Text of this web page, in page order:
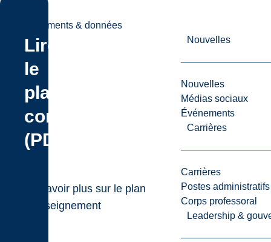
Renseignements & données
Nouvelles
Nouvelles
Médias sociaux
Événements
Carrières
Carrières
Postes
Corps professoral
Leadership &
Lire
le
plan
complet
(PDF)
En savoir plus sur le plan
d’enseignement